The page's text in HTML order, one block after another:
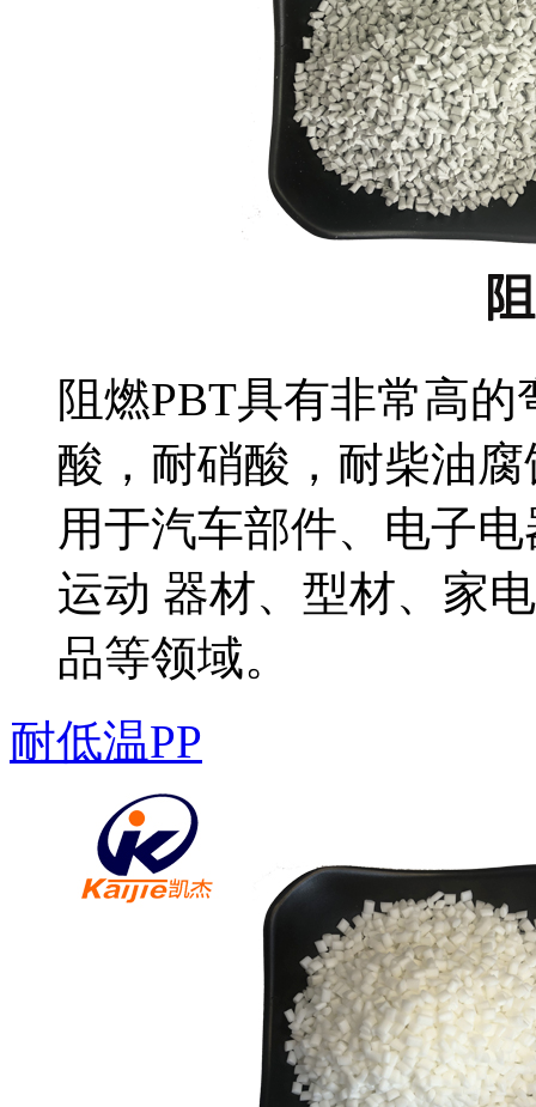
阻燃PBT具有非常高
酸，耐硝酸，耐柴油
用于汽车部件、电子
运动 器材、型材、家
品等领域。
耐低温PP